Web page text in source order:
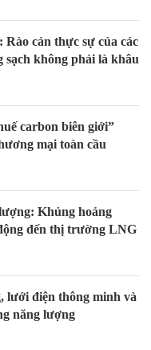
cản thực sự của các
sạch không phải là khâu
carbon biên giới”
mại toàn cầu
Khủng hoảng
đến thị trường LNG
điện thông minh và
năng lượng